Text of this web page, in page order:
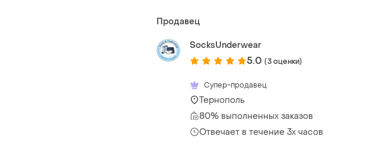
Продавец
SocksUnderwear
5.0 (3 оценки)
Супер-продавец
Тернополь
80% выполненных заказов
Отвечает в течение 3х часов